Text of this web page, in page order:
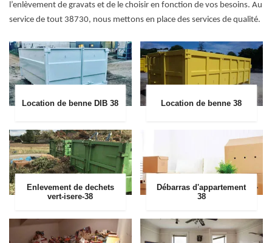
l’enlèvement de gravats et de le choisir en fonction de vos besoins. Au
service de tout 38730, nous mettons en place des services de qualité.
Location de benne DIB 38 Location de benne 38
Enlevement de dechets
vert-isere-38
Débarras d'appartement
38